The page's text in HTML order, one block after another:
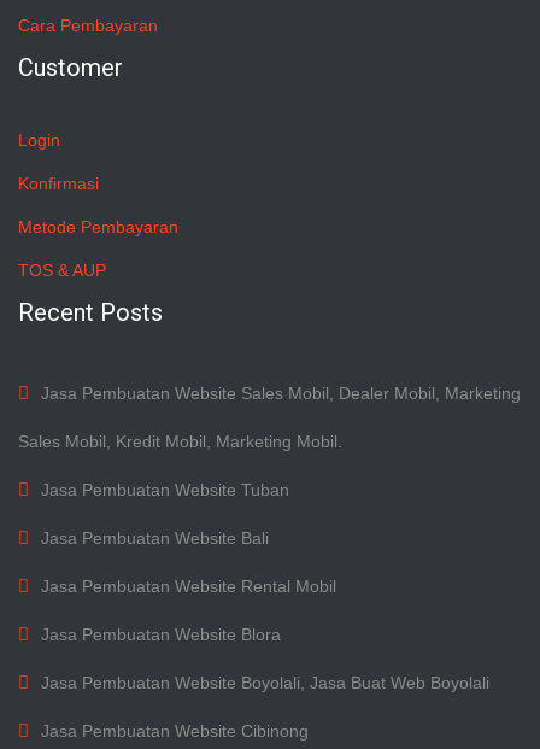
Cara Pembayaran
Customer
Login
Konfirmasi
Metode Pembayaran
TOS & AUP
Recent Posts
Jasa Pembuatan Website Sales Mobil, Dealer Mobil, Marketing
Sales Mobil, Kredit Mobil, Marketing Mobil.
Jasa Pembuatan Website Tuban
Jasa Pembuatan Website Bali
Jasa Pembuatan Website Rental Mobil
Jasa Pembuatan Website Blora
Jasa Pembuatan Website Boyolali, Jasa Buat Web Boyolali
Jasa Pembuatan Website Cibinong